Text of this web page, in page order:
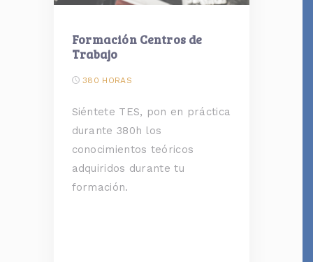
Formación Centros de
Trabajo
380 HORAS
Siéntete TES, pon en práctica
durante 380h los
conocimientos teóricos
adquiridos durante tu
formación.